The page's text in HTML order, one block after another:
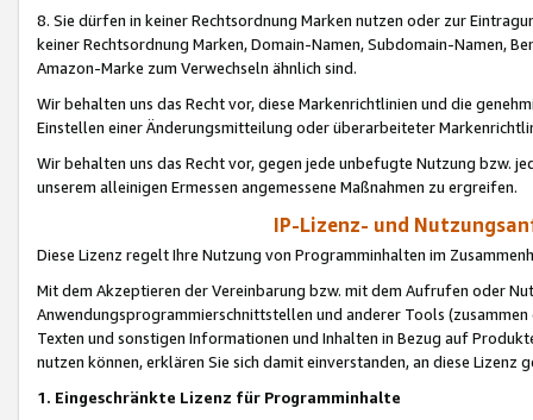
8. Sie dürfen in keiner Rechtsordnung Marken nutzen oder zur
keiner Rechtsordnung Marken, Domain-Namen, Subdomain-Namen,
Amazon-Marke zum Verwechseln ähnlich sind.
Wir behalten uns das Recht vor, diese Markenrichtlinien und die
Einstellen einer Änderungsmitteilung oder überarbeiteter
Wir behalten uns das Recht vor, gegen jede unbefugte Nutzung bzw.
unserem alleinigen Ermessen angemessene Maßnahmen zu ergreifen.
IP-Lizenz- und
Diese Lizenz regelt Ihre Nutzung von Programminhalten im
Mit dem Akzeptieren der Vereinbarung bzw. mit dem Aufrufen oder
Anwendungsprogrammierschnittstellen und anderer Tools (zusammen
Texten und sonstigen Informationen und Inhalten in Bezug auf
nutzen können, erklären Sie sich damit einverstanden, an diese Lizenz
1. Eingeschränkte Lizenz für Programminhalte